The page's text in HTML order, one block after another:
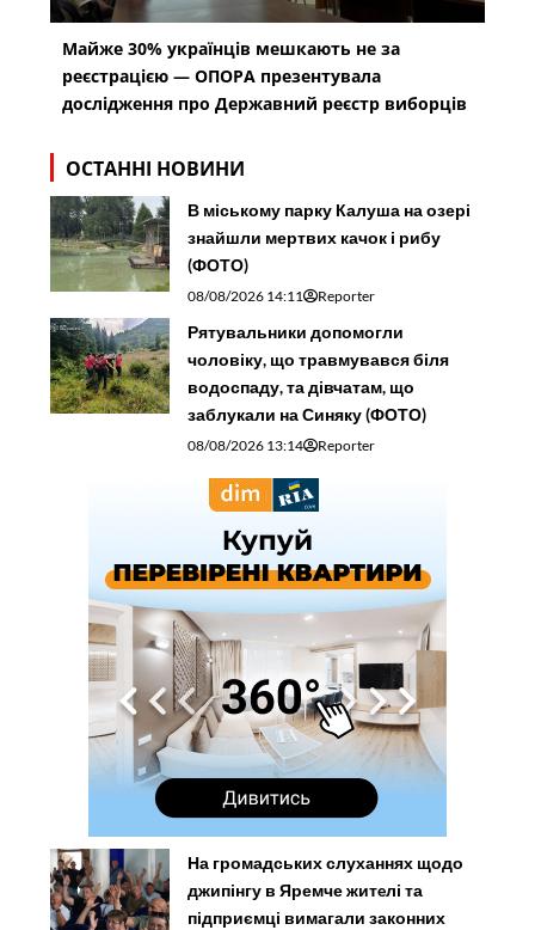
Майже 30% українців мешкають не за
реєстрацією — ОПОРА презентувала
дослідження про Державний реєстр виборців
ОСТАННІ НОВИНИ
В міському парку Калуша на озері
знайшли мертвих качок і рибу
(ФОТО)
08/08/2026 14:11 Reporter
Рятувальники допомогли
чоловіку, що травмувався біля
водоспаду, та дівчатам, що
заблукали на Синяку (ФОТО)
08/08/2026 13:14 Reporter
На громадських слуханнях щодо
джипінгу в Яремче житeлі та
підприємці вимагали законних